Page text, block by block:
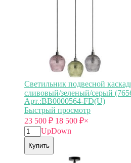
Светильник подвесной
сливовый/зеленый/серый
Арт.:BB0000564-FD(U)
Быстрый просмотр
23 500 ₽ 18 500 ₽×
UpDown
Купить